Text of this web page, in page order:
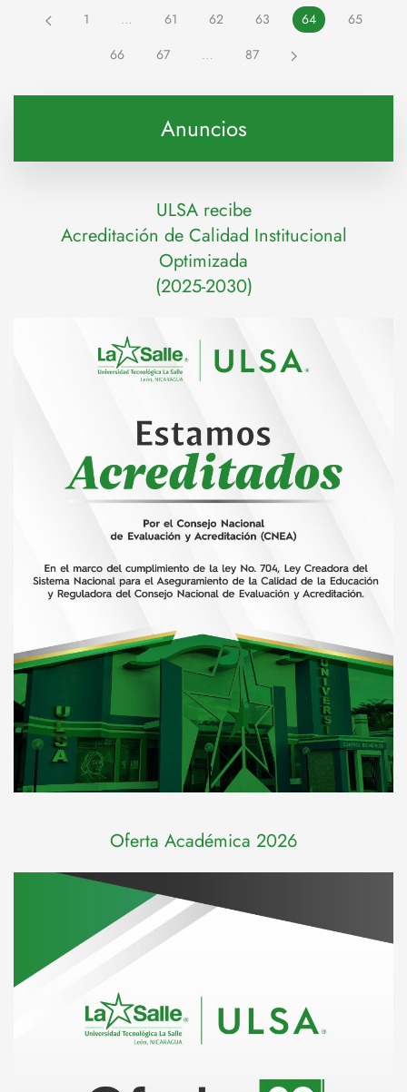
1 … 61 62 63 64
65
66
67 … 87
Anuncios
ULSA recibe
Acreditación de Calidad Institucional
Optimizada
(2025-2030)
Oferta Académica 2026